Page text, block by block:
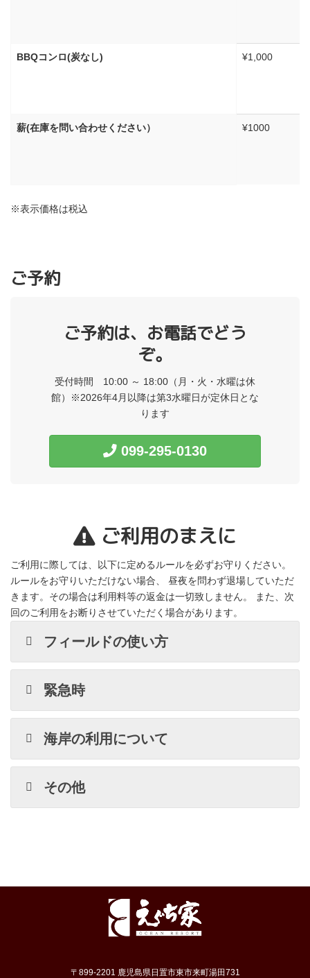
BBQコンロ(炭なし) ¥1,000
薪(在庫を問い合わせください） ¥1000
※表示価格は税込
ご予約
ご予約は、お電話でどう
ぞ。
受付時間 10:00 ～ 18:00 （月・火・水曜は休
館）※2026年4月以降は第3水曜日が定休日とな
ります
099-295-0130
ご利用のまえに
ご利用に際しては、以下に定めるルールを必ずお守りください。
ルールをお守りいただけない場合、 昼夜を問わず退場していただ
きます。その場合は利用料等の返金は一切致しません。 また、次
回のご利用をお断りさせていただく場合があります。
フィールドの使い方
緊急時
海岸の利用について
その他
〒899-2201 鹿児島県日置市東市来町湯田731